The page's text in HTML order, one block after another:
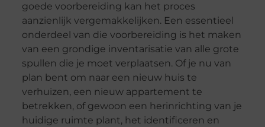
goede voorbereiding kan het proces
aanzienlijk vergemakkelijken. Een essentieel
onderdeel van die voorbereiding is het maken
van een grondige inventarisatie van alle grote
spullen die je moet verplaatsen. Of je nu van
plan bent om naar een nieuw huis te
verhuizen, een nieuw appartement te
betrekken, of gewoon een herinrichting van je
huidige ruimte plant, het identificeren en